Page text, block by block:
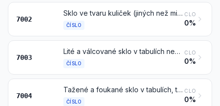
7002
Sklo ve tvaru kuliček (jiných než mikrokuliček čísla 7018), tyčí nebo trubic, neopracované
ČÍSLO
CLO
0%
7003
Lité a válcované sklo v tabulích nebo profilované, též s absorpční, reflexní nebo nereflexní vrstvou, avšak jinak neopracované
ČÍSLO
CLO
0%
7004
Tažené a foukané sklo v tabulích, též s absorpční, reflexní nebo nereflexní vrstvou, avšak jinak neopracované
ČÍSLO
CLO
0%